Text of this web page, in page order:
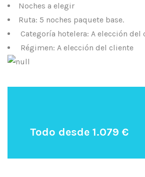
Noches a elegir
Ruta: 5 noches paquete base.
Categoría hotelera: A elección del
Régimen: A elección del cliente
Todo desde 1.079 €